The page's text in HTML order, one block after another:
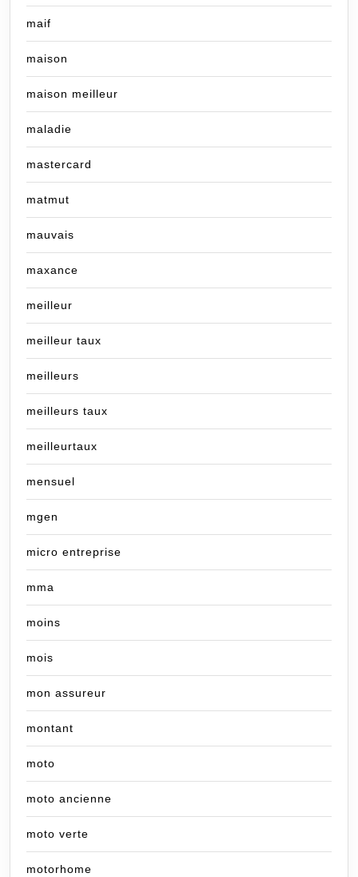
maif
maison
maison meilleur
maladie
mastercard
matmut
mauvais
maxance
meilleur
meilleur taux
meilleurs
meilleurs taux
meilleurtaux
mensuel
mgen
micro entreprise
mma
moins
mois
mon assureur
montant
moto
moto ancienne
moto verte
motorhome